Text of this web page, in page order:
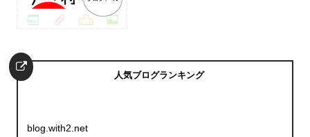
人気ブログランキング
blog.with2.net